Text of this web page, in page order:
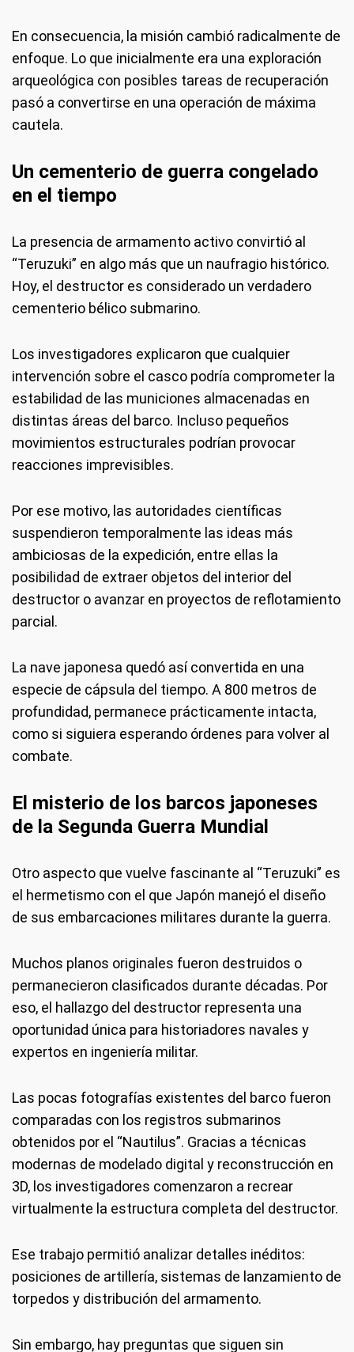
En consecuencia, la misión cambió radicalmente de
enfoque. Lo que inicialmente era una exploración
arqueológica con posibles tareas de recuperación
pasó a convertirse en una operación de máxima
cautela.
Un cementerio de guerra congelado
en el tiempo
La presencia de armamento activo convirtió al
“Teruzuki” en algo más que un naufragio histórico.
Hoy, el destructor es considerado un verdadero
cementerio bélico submarino.
Los investigadores explicaron que cualquier
intervención sobre el casco podría comprometer la
estabilidad de las municiones almacenadas en
distintas áreas del barco. Incluso pequeños
movimientos estructurales podrían provocar
reacciones imprevisibles.
Por ese motivo, las autoridades científicas
suspendieron temporalmente las ideas más
ambiciosas de la expedición, entre ellas la
posibilidad de extraer objetos del interior del
destructor o avanzar en proyectos de reflotamiento
parcial.
La nave japonesa quedó así convertida en una
especie de cápsula del tiempo. A 800 metros de
profundidad, permanece prácticamente intacta,
como si siguiera esperando órdenes para volver al
combate.
El misterio de los barcos japoneses
de la Segunda Guerra Mundial
Otro aspecto que vuelve fascinante al “Teruzuki” es
el hermetismo con el que Japón manejó el diseño
de sus embarcaciones militares durante la guerra.
Muchos planos originales fueron destruidos o
permanecieron clasificados durante décadas. Por
eso, el hallazgo del destructor representa una
oportunidad única para historiadores navales y
expertos en ingeniería militar.
Las pocas fotografías existentes del barco fueron
comparadas con los registros submarinos
obtenidos por el “Nautilus”. Gracias a técnicas
modernas de modelado digital y reconstrucción en
3D, los investigadores comenzaron a recrear
virtualmente la estructura completa del destructor.
Ese trabajo permitió analizar detalles inéditos:
posiciones de artillería, sistemas de lanzamiento de
torpedos y distribución del armamento.
Sin embargo, hay preguntas que siguen sin